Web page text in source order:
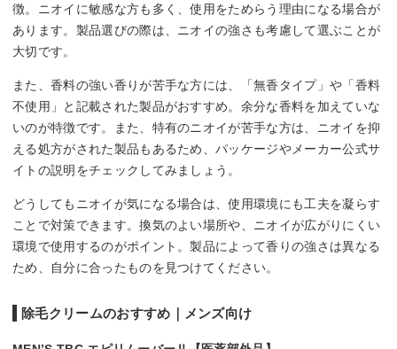
徴。ニオイに敏感な方も多く、使用をためらう理由になる場合が
あります。製品選びの際は、ニオイの強さも考慮して選ぶことが
大切です。
また、香料の強い香りが苦手な方には、「無香タイプ」や「香料
不使用」と記載された製品がおすすめ。余分な香料を加えていな
いのが特徴です。また、特有のニオイが苦手な方は、ニオイを抑
える処方がされた製品もあるため、パッケージやメーカー公式サ
イトの説明をチェックしてみましょう。
どうしてもニオイが気になる場合は、使用環境にも工夫を凝らす
ことで対策できます。換気のよい場所や、ニオイが広がりにくい
環境で使用するのがポイント。製品によって香りの強さは異なる
ため、自分に合ったものを見つけてください。
除毛クリームのおすすめ｜メンズ向け